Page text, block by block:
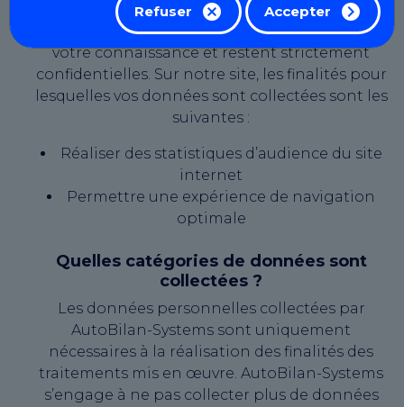
Refuser Accepter
utiliser à d’autres fins. Vos données servent
uniquement à des fins légitimes portées à
votre connaissance et restent strictement
confidentielles. Sur notre site, les finalités pour
lesquelles vos données sont collectées sont les
suivantes :
Réaliser des statistiques d’audience du site
internet
Permettre une expérience de navigation
optimale
Quelles catégories de données sont
collectées ?
Les données personnelles collectées par
AutoBilan-Systems sont uniquement
nécessaires à la réalisation des finalités des
traitements mis en œuvre. AutoBilan-Systems
s’engage à ne pas collecter plus de données